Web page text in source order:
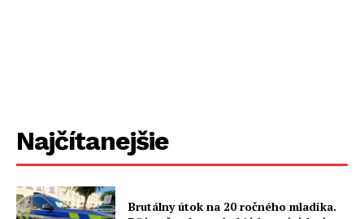
Najčítanejšie
Brutálny útok na 20 ročného mladíka.